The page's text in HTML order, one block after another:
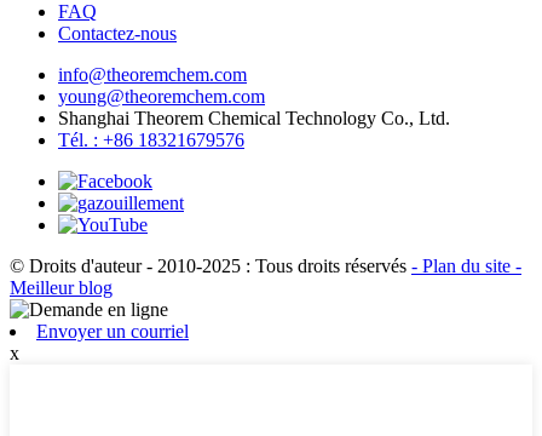
FAQ
Contactez-nous
info@theoremchem.com
young@theoremchem.com
Shanghai Theorem Chemical Technology Co., Ltd.
Tél. : +86 18321679576
© Droits d'auteur - 2010-2025 : Tous droits réservés - Plan du site -
Meilleur blog
Envoyer un courriel
x